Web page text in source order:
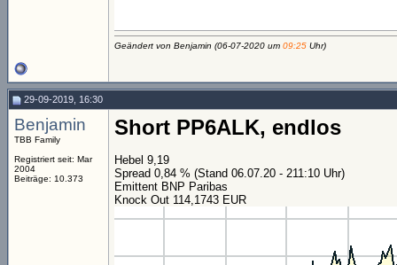
Geändert von Benjamin (06-07-2020 um 09:25 Uhr)
29-09-2019, 16:30
Benjamin
TBB Family
Registriert seit: Mar
2004
Beiträge: 10.373
Short PP6ALK, endlos
Hebel 9,19
Spread 0,84 % (Stand 06.07.20 - 211:10 Uhr)
Emittent BNP Paribas
Knock Out 114,1743 EUR